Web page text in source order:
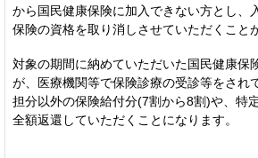
から国民健康保険に加入できない方とし、
保険の資格を取り消しさせていただくこと
対象の期間に納めていただいた国民健康保
が、医療機関等で保険診療の受診等をされ
担分以外の保険給付分(7割から8割)や、特
全額返還していただくことになります。